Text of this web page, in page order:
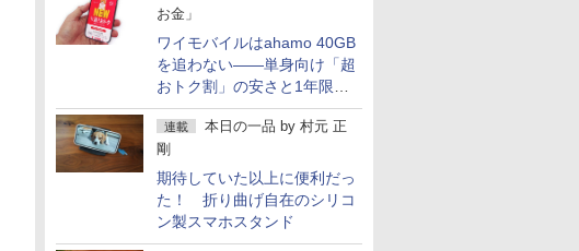
お金」
ワイモバイルはahamo 40GB
を追わない――単身向け「超
おトク割」の安さと1年限定
の注意点
連載 本日の一品 by 村元 正
剛
期待していた以上に便利だっ
た！ 折り曲げ自在のシリコ
ン製スマホスタンド